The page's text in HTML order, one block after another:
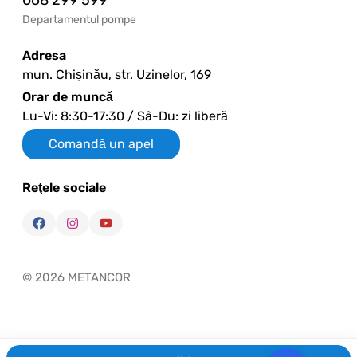
Departamentul pompe
Adresa
mun. Chișinău, str. Uzinelor, 169
Orar de muncă
Lu-Vi: 8:30-17:30 / Sâ-Du: zi liberă
Comandă un apel
Reţele sociale
© 2026 METANCOR